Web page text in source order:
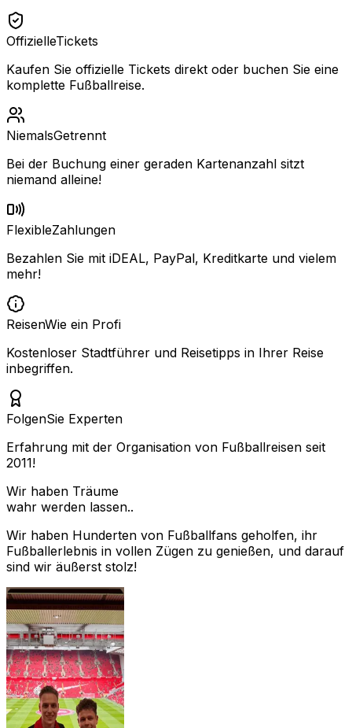
OffizielleTickets
Kaufen Sie offizielle Tickets direkt oder buchen Sie eine
komplette Fußballreise.
NiemalsGetrennt
Bei der Buchung einer geraden Kartenanzahl sitzt
niemand alleine!
FlexibleZahlungen
Bezahlen Sie mit iDEAL, PayPal, Kreditkarte und vielem
mehr!
ReisenWie ein Profi
Kostenloser Stadtführer und Reisetipps in Ihrer Reise
inbegriffen.
FolgenSie Experten
Erfahrung mit der Organisation von Fußballreisen seit
2011!
Wir haben Träume
wahr werden lassen..
Wir haben Hunderten von Fußballfans geholfen, ihr
Fußballerlebnis in vollen Zügen zu genießen, und darauf
sind wir äußerst stolz!